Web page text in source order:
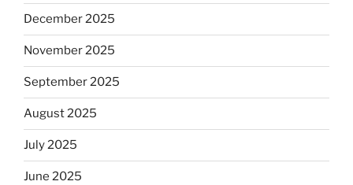
December 2025
November 2025
September 2025
August 2025
July 2025
June 2025